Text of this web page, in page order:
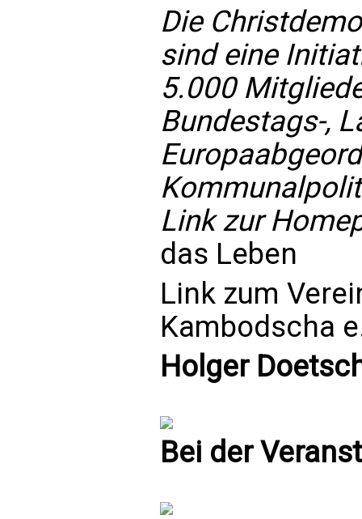
Die
sind eine
5.000
Bundestags-,
Link zur
das Leben
Link zum
Kambodscha
Holger
Bei der